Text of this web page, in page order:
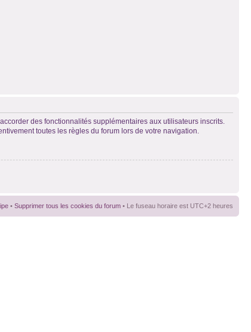
des fonctionnalités supplémentaires aux utilisateurs inscrits.
toutes les règles du forum lors de votre navigation.
• Supprimer tous les cookies du forum • Le fuseau horaire est UTC+2 heures